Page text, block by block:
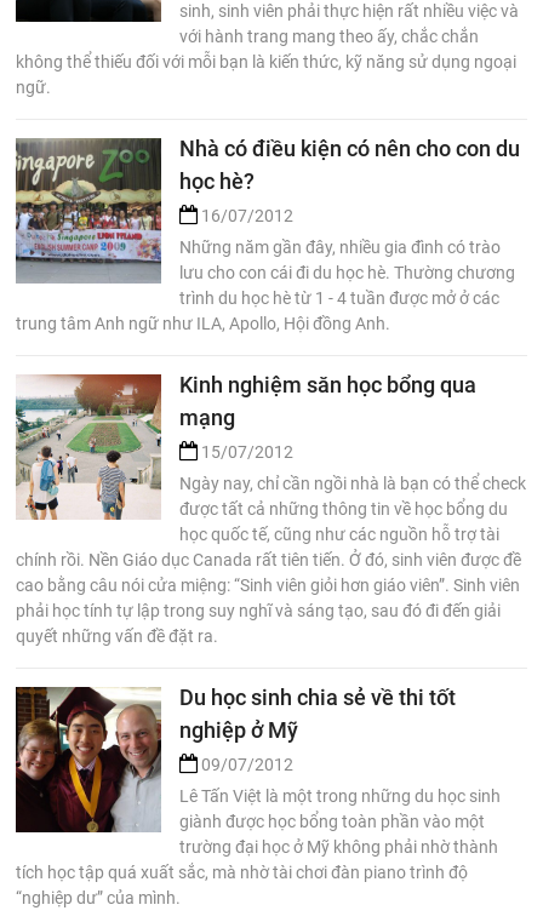
sinh, sinh viên phải thực hiện rất nhiều việc và
với hành trang mang theo ấy, chắc chắn
không thể thiếu đối với mỗi bạn là kiến thức, kỹ năng sử dụng ngoại
ngữ.
Nhà có điều kiện có nên cho con du
học hè?
16/07/2012
Những năm gần đây, nhiều gia đình có trào
lưu cho con cái đi du học hè. Thường chương
trình du học hè từ 1 - 4 tuần được mở ở các
trung tâm Anh ngữ như ILA, Apollo, Hội đồng Anh.
Kinh nghiệm săn học bổng qua
mạng
15/07/2012
Ngày nay, chỉ cần ngồi nhà là bạn có thể check
được tất cả những thông tin về học bổng du
học quốc tế, cũng như các nguồn hỗ trợ tài
chính rồi. Nền Giáo dục Canada rất tiên tiến. Ở đó, sinh viên được đề
cao bằng câu nói cửa miệng: “Sinh viên giỏi hơn giáo viên”. Sinh viên
phải học tính tự lập trong suy nghĩ và sáng tạo, sau đó đi đến giải
quyết những vấn đề đặt ra.
Du học sinh chia sẻ về thi tốt
nghiệp ở Mỹ
09/07/2012
Lê Tấn Việt là một trong những du học sinh
giành được học bổng toàn phần vào một
trường đại học ở Mỹ không phải nhờ thành
tích học tập quá xuất sắc, mà nhờ tài chơi đàn piano trình độ
“nghiệp dư” của mình.